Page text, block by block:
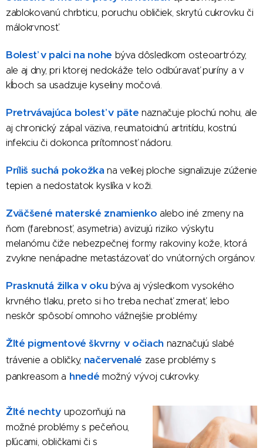
zablokovanú chrbticu, poruchu obličiek, skrytú cukrovku či
málokrvnosť.
Bolesť v palci na nohe býva dôsledkom osteoartrózy,
ale aj dny, pri ktorej nedokáže telo odbúravať puríny a v
kĺboch sa usadzuje kyseliny močová.
Pretrvávajúca bolesť v päte naznačuje plochú nohu, ale
aj chronický zápal väziva, reumatoidnú artritídu, kostnú
infekciu či dokonca prítomnosť nádoru.
Príliš suchá pokožkana veľkej ploche signalizuje zúženie
tepien a nedostatok kyslíka v koži.
Zväčšené materské znamienko alebo iné zmeny na
ňom (farebnosť, asymetria) avizujú riziko výskytu
melanómu čiže nebezpečnej formy rakoviny kože, ktorá
zvykne nenápadne metastázovať do vnútorných orgánov.
Prasknutá žilka v okubýva aj výsledkom vysokého
krvného tlaku, preto si ho treba nechať zmerať, lebo
neskôr spôsobí omnoho vážnejšie problémy.
Žlté pigmentové škvrny v očiach naznačujú slabé
trávenie a obličky, načervenalé zase problémy s
pankreasom a hnedé možný vývoj cukrovky.
Žlté nechty upozorňujú na
možné problémy s pečeňou,
pľúcami, obličkami či s